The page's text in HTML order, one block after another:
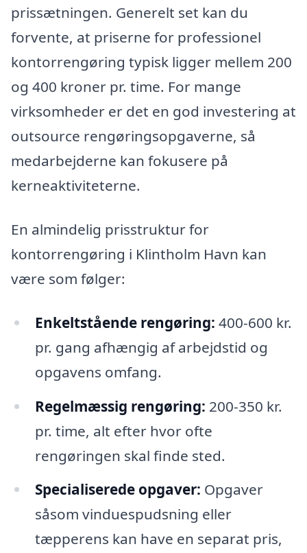
prissætningen. Generelt set kan du
forvente, at priserne for professionel
kontorrengøring typisk ligger mellem 200
og 400 kroner pr. time. For mange
virksomheder er det en god investering at
outsource rengøringsopgaverne, så
medarbejderne kan fokusere på
kerneaktiviteterne.
En almindelig prisstruktur for
kontorrengøring i Klintholm Havn kan
være som følger:
Enkeltstående rengøring: 400-600 kr.
pr. gang afhængig af arbejdstid og
opgavens omfang.
Regelmæssig rengøring: 200-350 kr.
pr. time, alt efter hvor ofte
rengøringen skal finde sted.
Specialiserede opgaver: Opgaver
såsom vinduespudsning eller
tæpperens kan have en separat pris,